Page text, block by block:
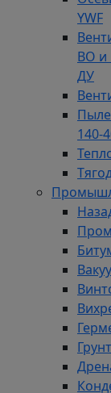
YWF
ВО и
ДУ
140-